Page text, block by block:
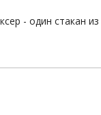
- один стакан